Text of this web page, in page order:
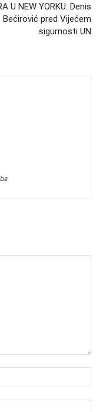
U NEW YORKU: Denis
Bećirović pred Vijećem
sigurnosti UN